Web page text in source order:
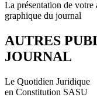
La présentation de
graphique du journal
AUTRES
JOURNAL
Le Quotidien Juridique
en Constitution SASU